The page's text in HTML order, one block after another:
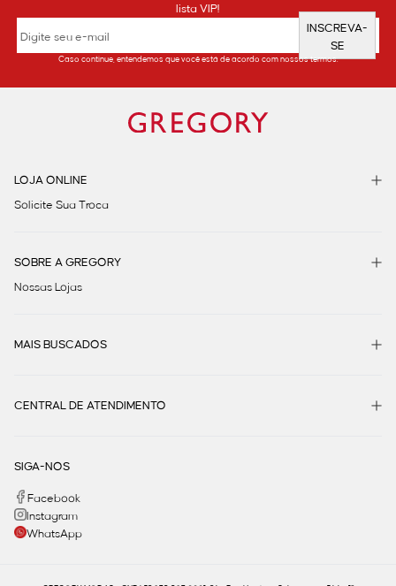
lista VIP!
INSCREVA-
SE
Caso continue, entendemos que você está de acordo com nossos termos.
LOJA ONLINE
Solicite Sua Troca
SOBRE A GREGORY
Nossas Lojas
MAIS BUSCADOS
CENTRAL DE ATENDIMENTO
SIGA-NOS
Facebook
Instagram
WhatsApp